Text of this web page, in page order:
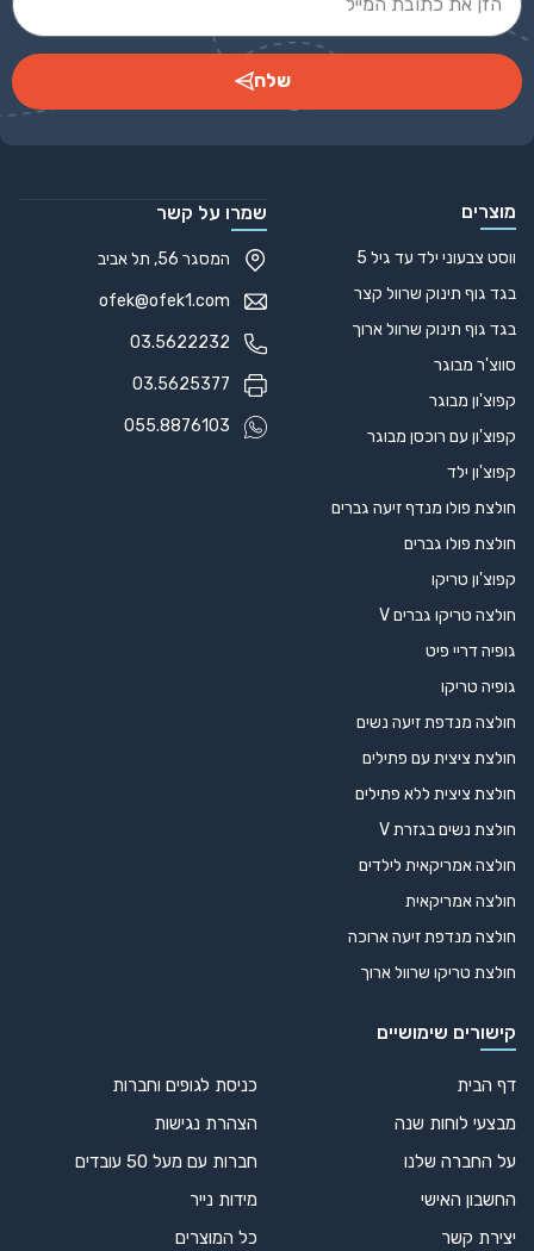
שלח
מוצרים
ווסט צבעוני ילד עד גיל 5
בגד גוף תינוק שרוול קצר
בגד גוף תינוק שרוול ארוך
סווצ'ר מבוגר
קפוצ'ון מבוגר
קפוצ'ון עם רוכסן מבוגר
קפוצ'ון ילד
חולצת פולו מנדף זיעה גברים
חולצת פולו גברים
קפוצ'ון טריקו
חולצה טריקו גברים V
גופיה דריי פיט
גופיה טריקו
חולצה מנדפת זיעה נשים
חולצת ציצית עם פתילים
חולצת ציצית ללא פתילים
חולצת נשים בגזרת V
חולצה אמריקאית לילדים
חולצה אמריקאית
חולצה מנדפת זיעה ארוכה
חולצת טריקו שרוול ארוך
קישורים שימושיים
דף הבית
מבצעי לוחות שנה
על החברה שלנו
החשבון האישי
יצירת קשר
כניסת לגופים וחברות
הצהרת נגישות
חברות עם מעל 50 עובדים
מידות נייר
כל המוצרים
שמרו על קשר
המסגר 56, תל אביב
ofek@ofek1.com
03.5622232
03.5625377
055.8876103